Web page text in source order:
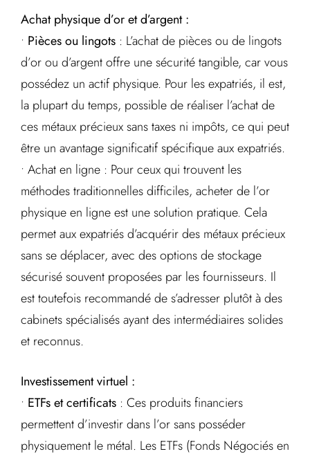
Achat physique d’or et d’argent :
• Pièces ou lingots : L’achat de pièces ou de lingots
d’or ou d’argent offre une sécurité tangible, car vous
possédez un actif physique. Pour les expatriés, il est,
la plupart du temps, possible de réaliser l’achat de
ces métaux précieux sans taxes ni impôts, ce qui peut
être un avantage significatif spécifique aux expatriés.
• Achat en ligne : Pour ceux qui trouvent les
méthodes traditionnelles difficiles, acheter de l’or
physique en ligne est une solution pratique. Cela
permet aux expatriés d’acquérir des métaux précieux
sans se déplacer, avec des options de stockage
sécurisé souvent proposées par les fournisseurs. Il
est toutefois recommandé de s’adresser plutôt à des
cabinets spécialisés ayant des intermédiaires solides
et reconnus.
Investissement virtuel :
• ETFs et certificats : Ces produits financiers
permettent d’investir dans l’or sans posséder
physiquement le métal. Les ETFs (Fonds Négociés en